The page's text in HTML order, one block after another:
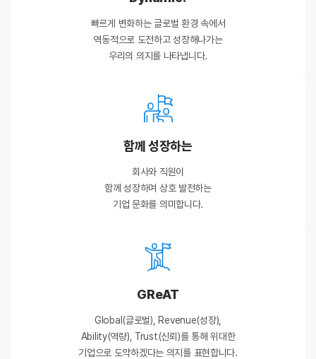
빠르게 변화하는 글로벌 환경 속에서
역동적으로 도전하고 성장해나가는
우리의 의지를 나타냅니다.
함께 성장하는
회사와 직원이
함께 성장하며 상호 발전하는
기업 문화를 의미합니다.
GReAT
Global(글로벌), Revenue(성장),
Ability(역량), Trust(신뢰)를 통해 위대한
기업으로 도약하겠다는 의지를 표현합니다.